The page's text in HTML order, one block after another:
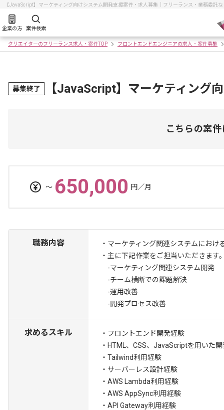
【JavaScript】マーケティング向けシステム開発支援案件・求人募集｜フリーランス・業務委託
企業の方 案件検索
クリエイターのフリーランス求人・案件TOP フロントエンドエンジニアの求人・案件募集
募集終了 【JavaScript】マーケティング
こちらの案
〜 650,000 円／月
職務内容
・マーケティング関連システムにお
・主に下記作業をご担当いただきます
-マーケティング関連システム開発
-チーム横断での課題解決
-運用改善
-開発プロセス改善
求めるスキル
・フロントエンド開発経験
・HTML、CSS、JavaScriptを用いた
・Tailwind利用経験
・サーバーレス設計経験
・AWS Lambda利用経験
・AWS AppSync利用経験
・API Gateway利用経験